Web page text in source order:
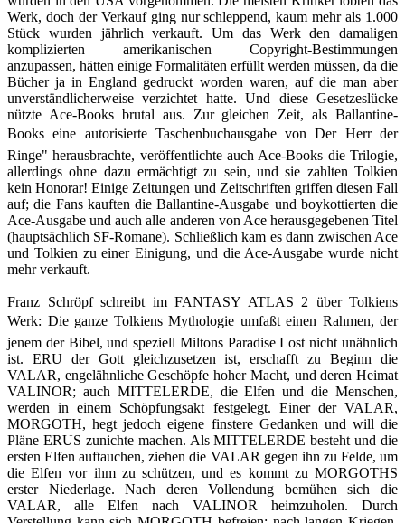
Werk, doch der Verkauf ging nur schleppend, kaum mehr als 1.000
Stück wurden jährlich verkauft. Um das Werk den damaligen
komplizierten amerikanischen Copyright-Bestimmungen
anzupassen, hätten einige Formalitäten erfüllt werden müssen, da die
Bücher ja in England gedruckt worden waren, auf die man aber
unverständlicherweise verzichtet hatte. Und diese Gesetzeslücke
nützte Ace-Books brutal aus. Zur gleichen Zeit, als Ballantine-
Books eine autorisierte Taschenbuchausgabe von Der Herr der
Ringe" her­ausbrachte, veröffentlichte auch Ace-Books die Trilo­gie,
allerdings ohne dazu ermächtigt zu sein, und sie zahlten Tolkien
kein Honorar! Einige Zeitungen und Zeitschriften griffen diesen Fall
auf; die Fans kauften die Ballantine-Ausgabe und boykottierten die
Ace-­Ausgabe und auch alle anderen von Ace herausgege­benen Titel
(hauptsächlich SF-Romane). Schließlich kam es dann zwischen Ace
und Tolkien zu einer Einigung, und die Ace-Ausgabe wurde nicht
mehr verkauft.
Franz Schröpf schreibt im FANTASY ATLAS 2 über Tolkiens
Werk: Die ganze Tolkiens Mythologie umfaßt einen Rahmen, der
jenem der Bibel, und spe­ziell Miltons Paradise Lost nicht unähnlich
ist. ERU der Gott gleichzusetzen ist, erschafft zu Beginn die
VALAR, engelähnliche Geschöpfe hoher Macht, und deren Heimat
VALINOR; auch MITTELERDE, die Elfen und die Menschen,
werden in einem Schöpfungsakt festgelegt. Einer der VALAR,
MORGOTH, hegt jedoch eigene finstere Gedanken und will die
Pläne ERUS zunichte machen. Als MITTELERDE besteht und die
ersten Elfen auftauchen, ziehen die VALAR gegen ihn zu Felde, um
die Elfen vor ihm zu schützen, und es kommt zu MORGOTHS
erster Niederlage. Nach deren Vollendung bemühen sich die
VALAR, alle Elfen nach VALINOR heimzuholen. Durch